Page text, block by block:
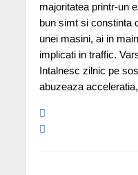
majoritatea printr-un
bun simt si constinta
unei masini, ai in
implicati in traffic.
Intalnesc zilnic pe
abuzeaza